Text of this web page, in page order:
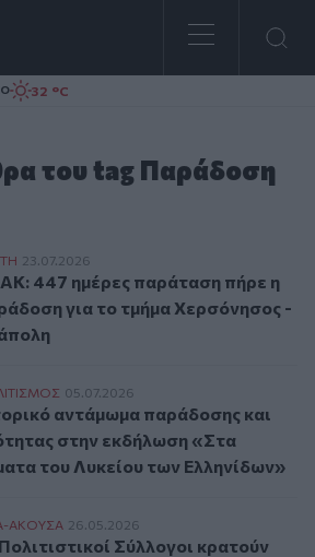
32 °C
του tag Παράδοση
447 ημέρες παράταση πήρε η
23.07.2026
447 ημέρες παράταση πήρε η
για το τμήμα Χερσόνησος -
αντάμωμα παράδοσης και
05.07.2026
αντάμωμα παράδοσης και
στην εκδήλωση «Στα
του Λυκείου των Ελληνίδων»
Σύλλογοι κρατούν
ΑΚΟΥΣΑ 26.05.2026
Σύλλογοι κρατούν